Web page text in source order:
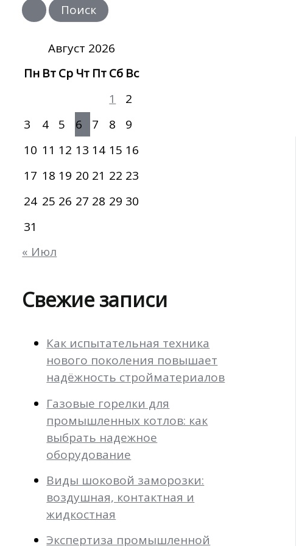
и
с
Август 2026
Пн ВтСр Чт ПтСб Вс
1
2
3
4 5 6 7 8
9
10 11 12 13 14 15 16
17 18 19 20 21 22 23
24 25 26 27 28 29 30
31
« Июл
Свежие записи
Как испытательная техника
нового поколения повышает
надёжность стройматериалов
Газовые горелки для
промышленных котлов: как
выбрать надежное
оборудование
Виды шоковой заморозки:
воздушная, контактная и
жидкостная
Экспертиза промышленной